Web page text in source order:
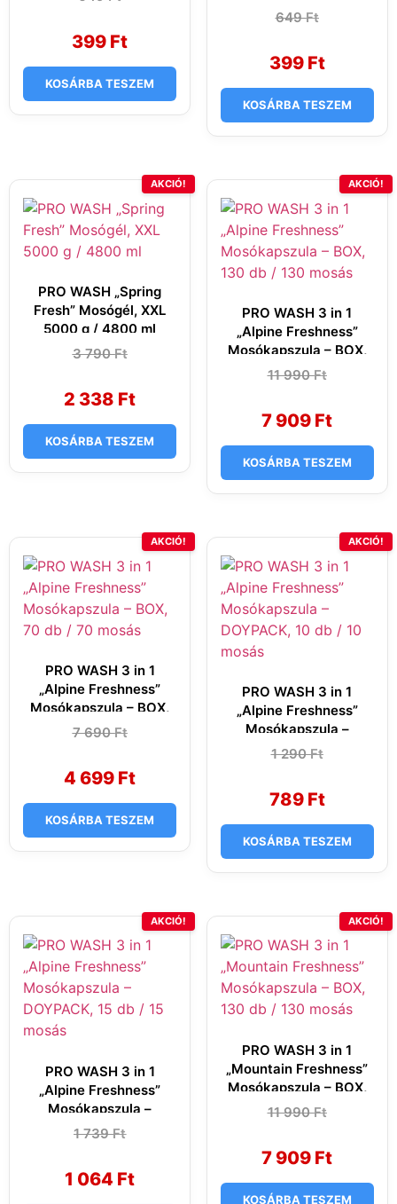
649 Ft.
399 Ft
399 Ft.
KOSÁRBA TESZEM
649Ft
Original
649 Ft.
399 Ft
Current
399 Ft.
KOSÁRBA TESZEM
AKCIÓ!
PRO WASH „Spring
Fresh” Mosógél, XXL
5000 g / 4800 ml
3 790Ft
Original
3
790 Ft.
2 338 Ft
Current
2
338 Ft.
KOSÁRBA TESZEM
AKCIÓ!
PRO WASH 3 in 1
„Alpine Freshness”
Mosókapszula – BOX,
130 db / 130 mosás
11 990Ft
Original
11
990 Ft.
7 909 Ft
Current
7
909 Ft.
KOSÁRBA TESZEM
AKCIÓ!
PRO WASH 3 in 1
„Alpine Freshness”
Mosókapszula – BOX,
70 db / 70 mosás
7 690Ft
Original
7
690 Ft.
4 699 Ft
Current
4
699 Ft.
KOSÁRBA TESZEM
AKCIÓ!
PRO WASH 3 in 1
„Alpine Freshness”
Mosókapszula –
DOYPACK, 10 db / 10
1 290Ft
Original
1
290 Ft.
789 Ft
Current
789 Ft.
KOSÁRBA TESZEM
AKCIÓ!
PRO WASH 3 in 1
„Alpine Freshness”
Mosókapszula –
DOYPACK, 15 db / 15
1 739Ft
Original
1
739 Ft.
1 064 Ft
Current
1
064 Ft.
AKCIÓ!
PRO WASH 3 in 1
„Mountain Freshness”
Mosókapszula – BOX,
130 db / 130 mosás
11 990Ft
Original
11
990 Ft.
7 909 Ft
Current
7
909 Ft.
KOSÁRBA TESZEM